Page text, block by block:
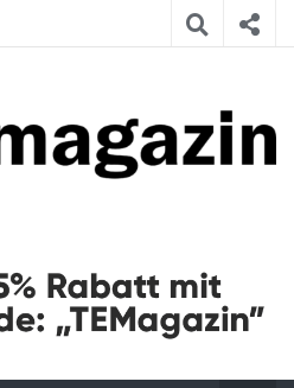
– Tesla, E-
Mobilität,